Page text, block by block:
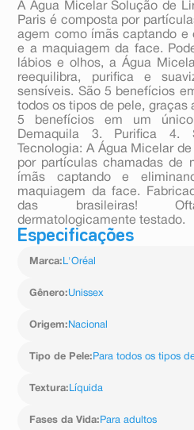
A Água Micelar Solução de
Paris é composta por
agem como ímãs captando e
e a maquiagem da face.
lábios e olhos, a Água
reequilibra, purifica e
sensíveis. São 5 benefícios
todos os tipos de pele, graças
5 benefícios em um
Demaquila 3. Purifica 4.
Tecnologia: A Água Micelar
por partículas chamadas de
ímãs captando e
maquiagem da face.
das brasileiras!
dermatologicamente testado.
Especificações
Marca: L'Oréal
Gênero:Unissex
Origem: Nacional
Tipo de Pele: Para todos os tipos
Textura: Líquida
Fases da Vida: Para adultos